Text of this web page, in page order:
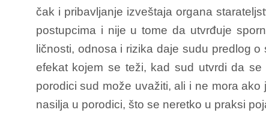
čak i pribavljanje izveštaja organa
postupcima i nije u tome da utvrđuje
ličnosti, odnosa i rizika daje sudu predlog
efekat kojem se teži, kad sud utvrdi da
porodici sud može uvažiti, ali i ne mora
nasilja u porodici, što se neretko u praksi